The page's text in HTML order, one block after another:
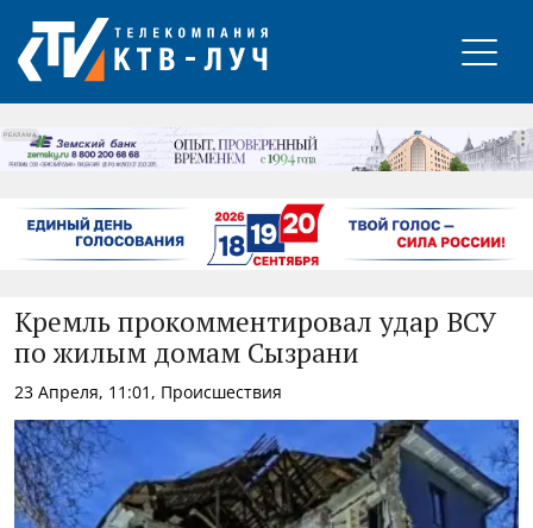
РЕКЛАМА
Кремль прокомментировал удар ВСУ
по жилым домам Сызрани
23 Апреля, 11:01, Происшествия